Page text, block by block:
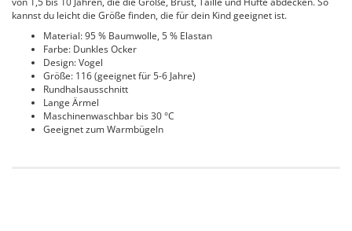
kannst du leicht die Größe finden, die für dein Kind geeignet ist.
Material: 95 % Baumwolle, 5 % Elastan
Farbe: Dunkles Ocker
Design: Vogel
Größe: 116 (geeignet für 5-6 Jahre)
Rundhalsausschnitt
Lange Ärmel
Maschinenwaschbar bis 30 °C
Geeignet zum Warmbügeln